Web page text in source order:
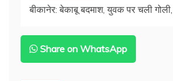
बीकानेर: बेकाबू बदमाश, युवक पर चली
Share on WhatsApp